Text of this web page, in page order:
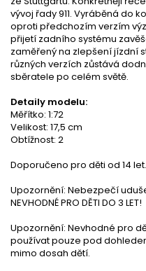
vývoj řady 911. Vyráběná do
oproti předchozím verzím
přijetí zadního systému
zaměřený na zlepšení jízdní
různých verzích zůstává
sběratele po celém světě.
Detaily modelu:
Měřítko: 1:72
Velikost: 17,5 cm
Obtížnost: 2
Doporučeno pro děti od 14 let.
Upozornění: Nebezpečí
NEVHODNÉ PRO DĚTI DO 3 LET!
Upozornění: Nevhodné pro
používat pouze pod
mimo dosah dětí.